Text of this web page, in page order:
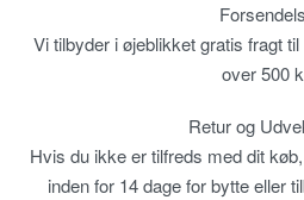
Vi tilbyder i øjeblikket gratis fragt
over 500
Retur og
Hvis du ikke er tilfreds med dit
inden for 14 dage for bytte eller